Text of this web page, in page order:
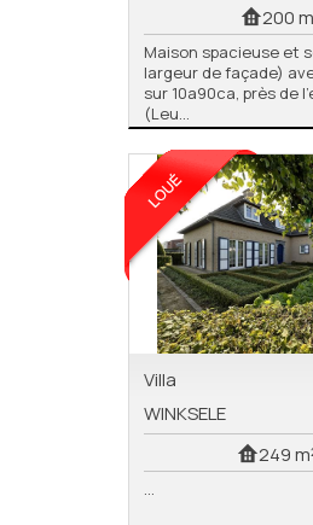
200
Maison spacieuse et
largeur de façade)
sur 10a90ca, près de
(Leu...
Villa
WINKSELE
249
...